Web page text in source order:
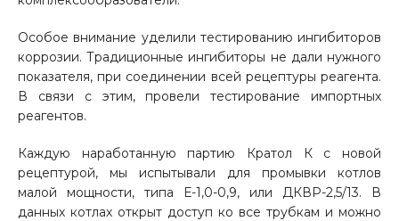
Особое внимание уделили тестированию ингибиторов
коррозии. Традиционные ингибиторы не дали нужного
показателя, при соединении всей рецептуры реагента.
В связи с этим, провели тестирование импортных
реагентов.
Каждую наработанную партию Кратол К с новой
рецептурой, мы испытывали для промывки котлов
малой мощности, типа Е-1,0-0,9, или ДКВР-2,5/13. В
данных котлах открыт доступ ко все трубкам и можно